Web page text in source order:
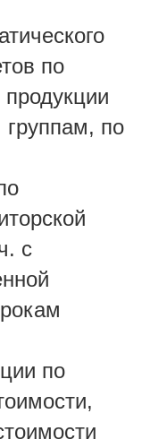
по
продукции
по
с
по